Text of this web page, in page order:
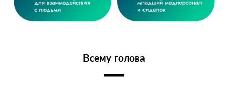
Всему голова